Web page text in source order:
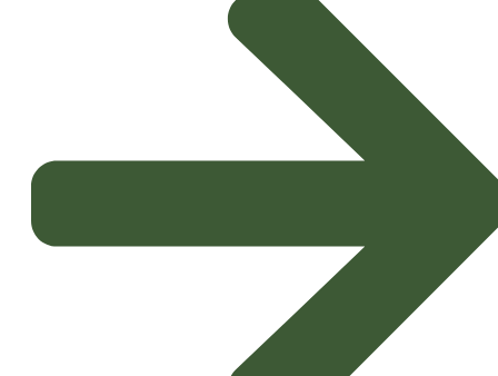
A sessão contou com a participação de Naiara Fernández
e Líder da Plataforma Tecnológica do iBET, e de
João Baixinho
Doutorando na mesma plataforma. Os investigadores partilharam a missão e
as principais linhas de investigação do centro, dando especial ênfase ao
novos biopesticidas com elevado potencial de
Inovação e Bioeconomia Circular
O foco da apresentação esteve na exploração dos subprodutos da vinicultura,
transformando resíduos em soluções de alto valor acrescentado para a
Os compostos em estudo demonstraram
propriedades promissoras, sendo capazes de
inibir microrganismos
causadores de doenças nas culturas
e de exercer um eficaz